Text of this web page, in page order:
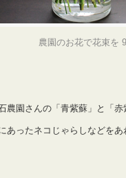
農園のお花で花束を
農園さんの「青紫蘇」と「赤
あったネコじゃらしなどを